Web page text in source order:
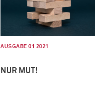
AUSGABE 01 2021
NUR MUT!